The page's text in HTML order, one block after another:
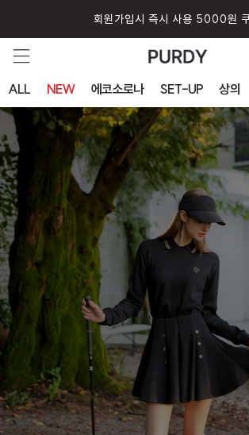
퍼디 앱 설치시 10% 할인 쿠폰
ALL NEW 에코소로나 SET-UP 상의